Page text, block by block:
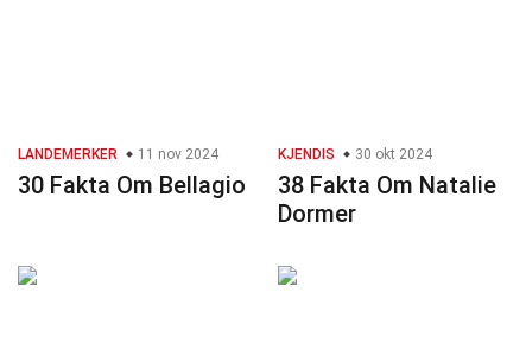
LANDEMERKER 11 nov 2024
30 Fakta Om Bellagio
KJENDIS 30 okt 2024
38 Fakta Om Natalie
Dormer